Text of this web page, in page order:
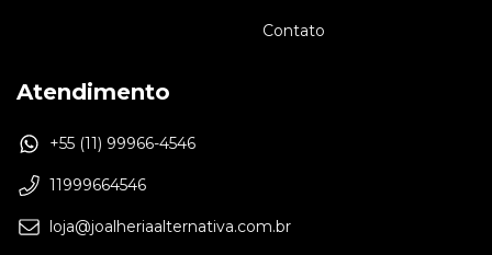
Contato
Atendimento
+55 (11) 99966-4546
11999664546
loja@joalheriaalternativa.com.br